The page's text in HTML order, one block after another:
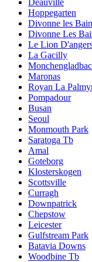
Hoppegarten
Divonne les
Divonne Les
Le Lion
La Gacilly
Maronas
Royan La
Pompadour
Busan
Seoul
Monmouth Park
Saratoga Tb
Amal
Goteborg
Klosterskogen
Scottsville
Curragh
Downpatrick
Chepstow
Leicester
Gulfstream Park
Batavia Downs
Woodbine Tb